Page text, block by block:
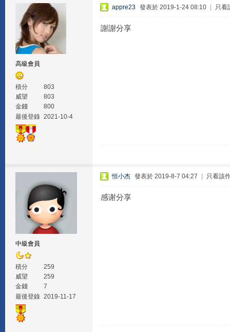
高級會員
積分
803
威望
803
金錢
800
最後登錄 2021-10-4
appre23 發表於 2019-1-24 08:10 只看
謝謝分享
中級會員
積分
259
威望
259
金錢
7
最後登錄 2019-11-17
恒小杰 發表於 2019-8-7 04:27 只看該
感谢分享